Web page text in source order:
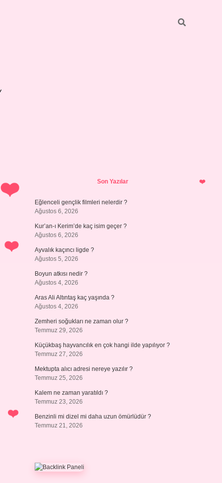
SidebarSon Yazılar
Eğlenceli gençlik filmleri nelerdir ?
Ağustos 6, 2026
Kur’an-ı Kerim’de kaç isim geçer ?
Ağustos 6, 2026
Ayvalık kaçıncı ligde ?
Ağustos 5, 2026
Boyun atkısı nedir ?
Ağustos 4, 2026
Aras Ali Altıntaş kaç yaşında ?
Ağustos 4, 2026
Zemheri soğukları ne zaman olur ?
Temmuz 29, 2026
Küçükbaş hayvancılık en çok hangi ilde yapılıyor ?
Temmuz 27, 2026
Mektupta alıcı adresi nereye yazılır ?
Temmuz 25, 2026
Kalem ne zaman yaratıldı ?
Temmuz 23, 2026
Benzinli mi dizel mi daha uzun ömürlüdür ?
Temmuz 21, 2026